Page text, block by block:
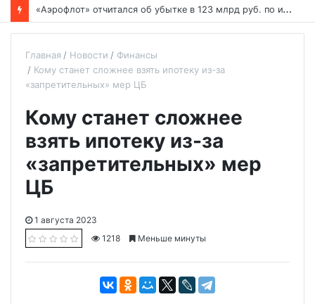
«
Аэрофлот» отчитался об убытке в 123 млрд руб. по итогам года пандемии
Главная Новости
Финансы
Кому станет сложнее взять ипотеку из-за
«запретительных» мер ЦБ
Кому станет сложнее
взять ипотеку из-за
«запретительных» мер
ЦБ
1 августа 2023
1218
Меньше минуты